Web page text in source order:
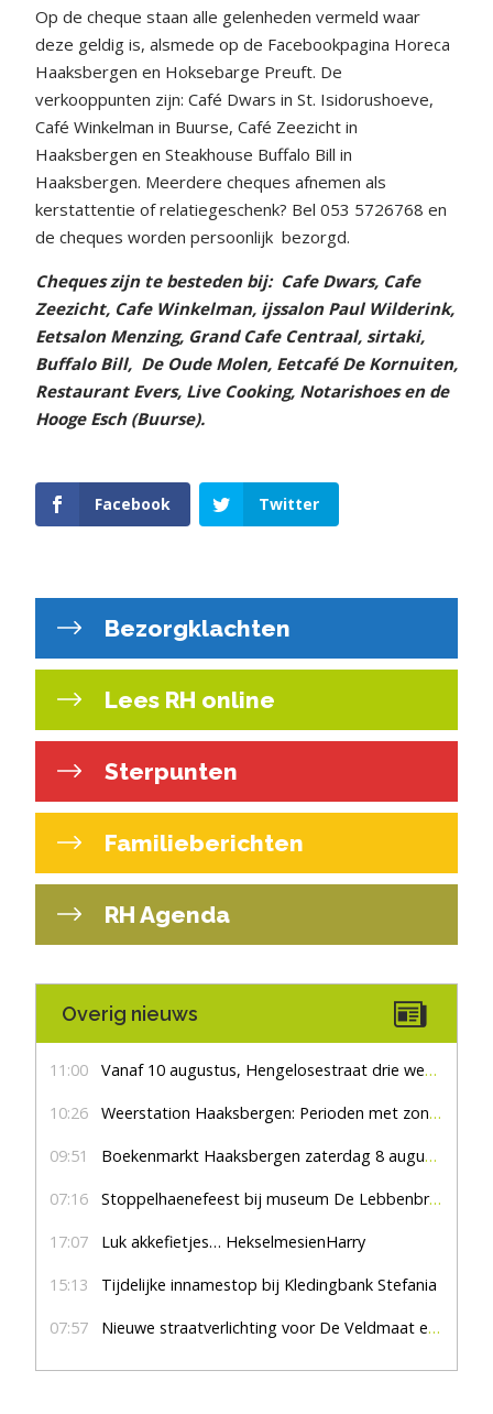
Op de cheque staan alle gelenheden vermeld waar
deze geldig is, alsmede op de Facebookpagina Horeca
Haaksbergen en Hoksebarge Preuft. De
verkooppunten zijn: Café Dwars in St. Isidorushoeve,
Café Winkelman in Buurse, Café Zeezicht in
Haaksbergen en Steakhouse Buffalo Bill in
Haaksbergen. Meerdere cheques afnemen als
kerstattentie of relatiegeschenk? Bel 053 5726768 en
de cheques worden persoonlijk bezorgd.
Cheques zijn te besteden bij: Cafe Dwars, Cafe
Zeezicht, Cafe Winkelman, ijssalon Paul Wilderink,
Eetsalon Menzing, Grand Cafe Centraal, sirtaki,
Buffalo Bill, De Oude Molen, Eetcafé De Kornuiten,
Restaurant Evers, Live Cooking, Notarishoes en de
Hooge Esch (Buurse).
Facebook Twitter
Bezorgklachten
Lees RH online
Sterpunten
Familieberichten
RH Agenda
Overig nieuws
11:00 Vanaf 10 augustus, Hengelosestraat drie weken dicht voor doorgaand verkeer
10:26 Weerstation Haaksbergen: Perioden met zon en droog
09:51 Boekenmarkt Haaksbergen zaterdag 8 augustus, marktplein Haaksbergen
07:16 Stoppelhaenefeest bij museum De Lebbenbrugge
17:07 Luk akkefietjes… HekselmesienHarry
15:13 Tijdelijke innamestop bij Kledingbank Stefania
07:57 Nieuwe straatverlichting voor De Veldmaat en De Pas